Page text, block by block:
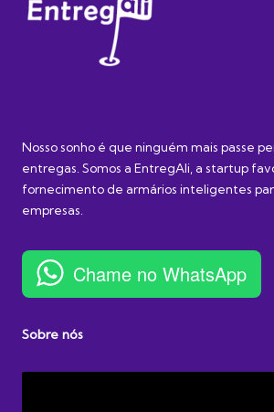
Nosso sonho é que ninguém mais passe
entregas. Somos a EntregAli, a startup
fornecimento de armários inteligentes
empresas.
Chame no WhatsApp
Sobre nós